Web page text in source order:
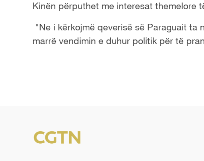
Kinën përputhet me interesat themelore
"Ne i kërkojmë qeverisë së Paraguait
marrë vendimin e duhur politik për të